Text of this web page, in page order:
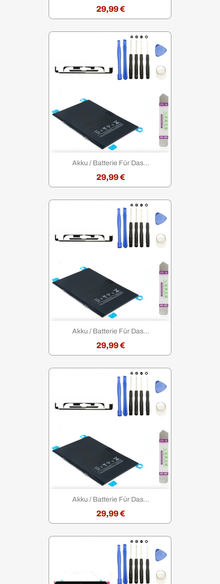
29,99 €
Akku / Batterie Für Das...
29,99 €
Akku / Batterie Für Das...
29,99 €
Akku / Batterie Für Das...
29,99 €